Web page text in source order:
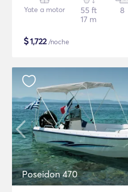
Yate a motor
55 ft
17 m
8
$1,722/noche
Poseidon 470